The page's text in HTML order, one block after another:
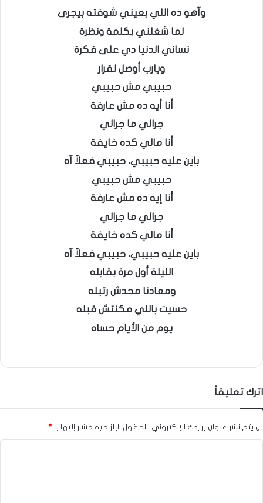
وآهو ده اللي بعيني شوفته بيجرى
لما شغلني بكلمة ونظرة
نساني الدنيا دي على فكرة
ويارب أوصل لقرار
حبيبي مش حبيبي
أنا أيه ده مش عارفة
جرالي ما جرالي
أنا مالي كده خايفة
باين عليه حبيبي، حبيبي فعلاً آه
حبيبي مش حبيبي
أنا إيه ده مش عارفة
جرالي ما جرالي
أنا مالي كده خايفة
باين عليه حبيبي، حبيبي فعلاً آه
الليلة أول مرة بقابله
ومعادنا محدش رتبله
حسيت باللي مكنتش قبله
يوم من الأيام حساه
اترك تعليقاً
لن يتم نشر عنوان بريدك الإلكتروني. الحقول الإلزامية مشار إليها بـ *